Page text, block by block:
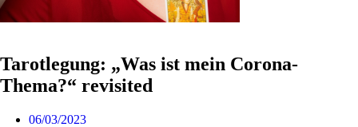
Tarotlegung: „Was ist mein Corona-
Thema?“ revisited
06/03/2023